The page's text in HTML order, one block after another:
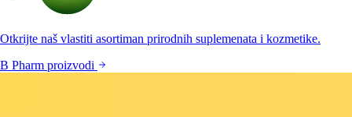
Otkrijte naš vlastiti asortiman prirodnih suplemenata i kozmetike.
B Pharm proizvodi